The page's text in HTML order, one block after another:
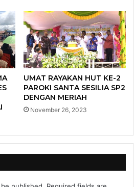
UMAT RAYAKAN HUT KE-2
PAROKI SANTA SESILIA SP2
DENGAN MERIAH
November 26, 2023